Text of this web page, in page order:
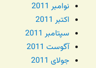
نوامبر 2011
اکتبر 2011
سپتامبر 2011
آگوست 2011
جولای 2011